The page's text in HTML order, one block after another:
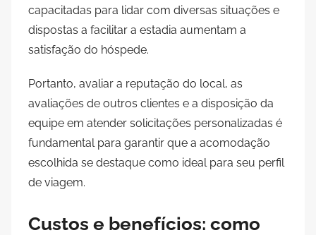
capacitadas para lidar com diversas situações e
dispostas a facilitar a estadia aumentam a
satisfação do hóspede.
Portanto, avaliar a reputação do local, as
avaliações de outros clientes e a disposição da
equipe em atender solicitações personalizadas é
fundamental para garantir que a acomodação
escolhida se destaque como ideal para seu perfil
de viagem.
Custos e benefícios: como